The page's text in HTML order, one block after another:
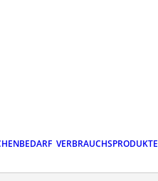
VERBRAUCHSPRODUKTE